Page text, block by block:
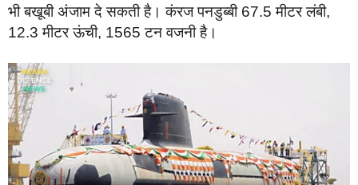
भी बखूबी अंजाम दे सकती है। कंरज पनडुब्बी 67.5 मीटर लंबी,
12.3 मीटर ऊंची, 1565 टन वजनी है।